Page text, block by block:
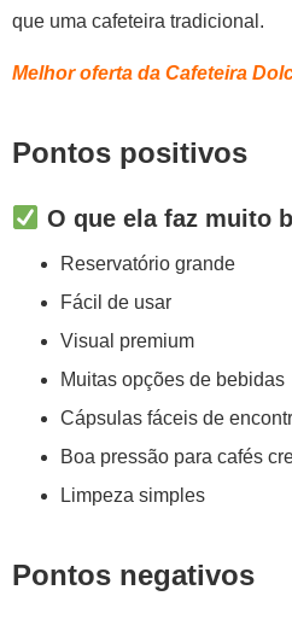
que uma cafeteira tradicional.
Melhor oferta da Cafeteira
Pontos positivos
O que ela faz muito
Reservatório grande
Fácil de usar
Visual premium
Muitas opções de bebidas
Cápsulas fáceis de
Boa pressão para cafés
Limpeza simples
Pontos negativos